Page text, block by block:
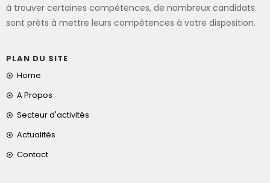
à trouver certaines compétences, de nombreux candidats
sont prêts à mettre leurs compétences à votre disposition.
PLAN DU SITE
Home
A Propos
Secteur d'activités
Actualités
Contact